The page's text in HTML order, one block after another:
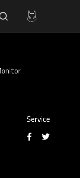
Service